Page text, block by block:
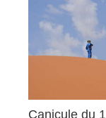
Canicule du